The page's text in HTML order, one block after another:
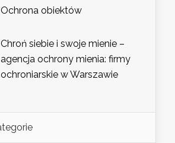
Ochrona obiektów
Chroń siebie i swoje mienie –
agencja ochrony mienia: firmy
ochroniarskie w Warszawie